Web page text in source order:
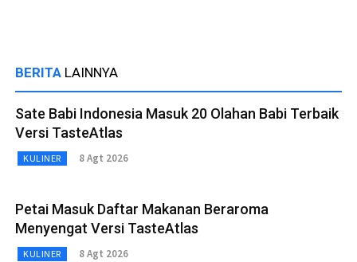
BERITA LAINNYA
Sate Babi Indonesia Masuk 20 Olahan Babi Terbaik
Versi TasteAtlas
KULINER 8 Agt 2026
Petai Masuk Daftar Makanan Beraroma
Menyengat Versi TasteAtlas
KULINER 8 Agt 2026